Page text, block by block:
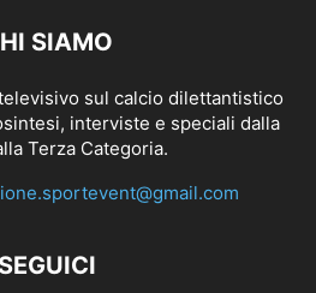
SIAMO
sul calcio dilettantistico
interviste e speciali dalla
Terza Categoria.
SEGUICI